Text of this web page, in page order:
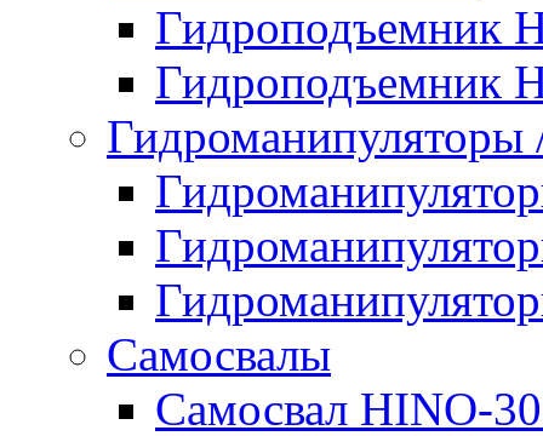
Гидроподъемник
Гидроподъемник
Самосвалы
Самосвал HINO-